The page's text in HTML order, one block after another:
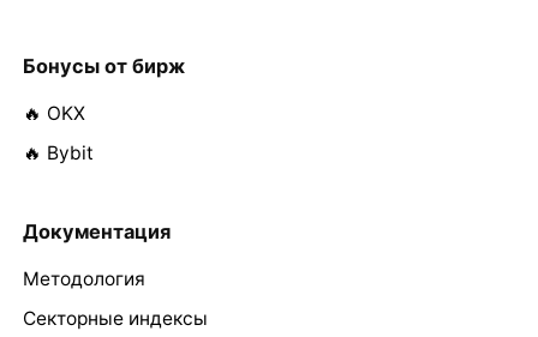
Бонусы от бирж
🔥 OKX
🔥 Bybit
Документация
Методология
Секторные индексы